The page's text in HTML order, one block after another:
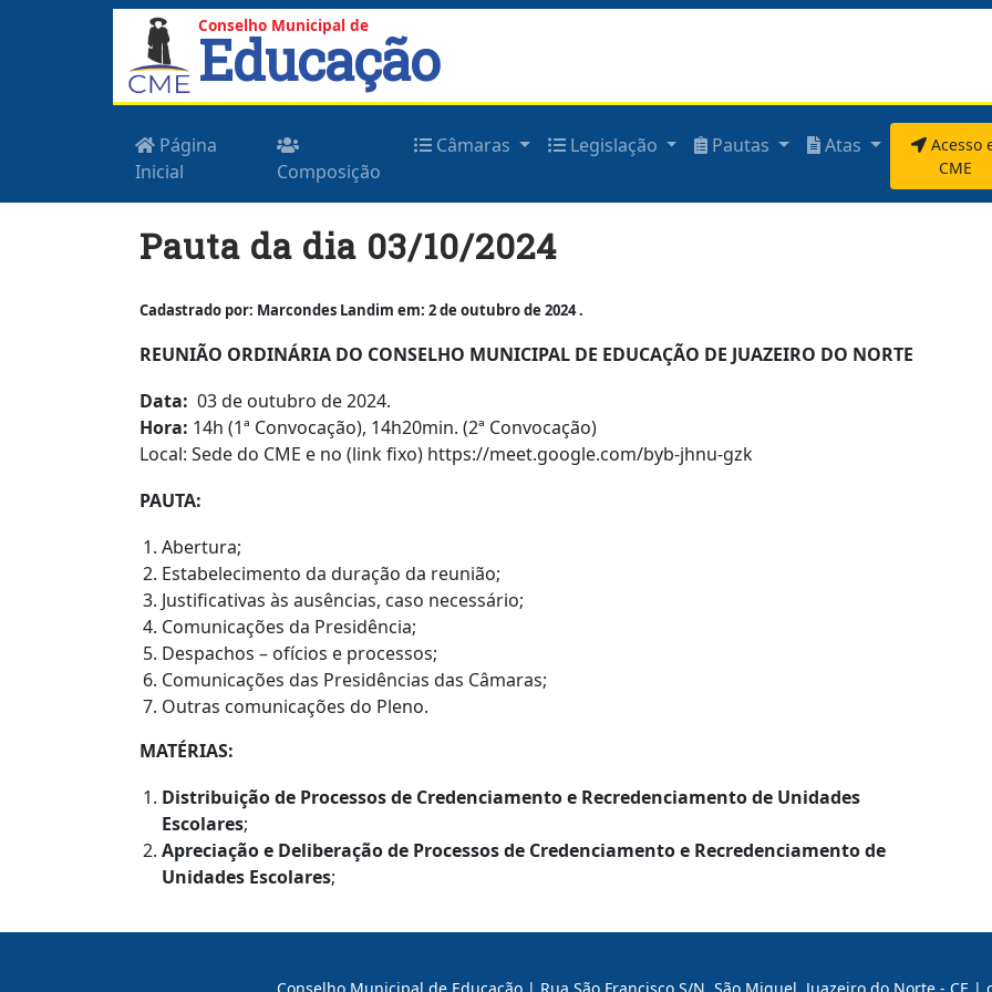
Conselho Municipal de
Educação
Página
Inicial
Composição
Câmaras Legislação Pautas Atas
Acesso
CME
Pauta da dia 03/10/2024
Cadastrado por: Marcondes Landim em: 2 de outubro de 2024 .
REUNIÃO ORDINÁRIA DO CONSELHO MUNICIPAL DE EDUCAÇÃO DE JUAZEIRO DO NORTE
Data: 03 de outubro de 2024.
Hora: 14h (1ª Convocação), 14h20min. (2ª Convocação)
Local: Sede do CME e no (link fixo) https://meet.google.com/byb-jhnu-gzk
PAUTA:
Abertura;
Estabelecimento da duração da reunião;
Justificativas às ausências, caso necessário;
Comunicações da Presidência;
Despachos – ofícios e processos;
Comunicações das Presidências das Câmaras;
Outras comunicações do Pleno.
MATÉRIAS:
Distribuição de Processos de Credenciamento e Recredenciamento de Unidades
Escolares;
Apreciação e Deliberação de Processos de Credenciamento e Recredenciamento de
Unidades Escolares;